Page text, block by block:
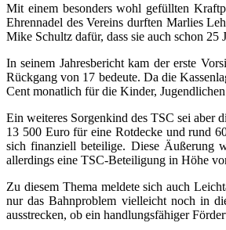
Mit einem besonders wohl gefüllten
Ehrennadel des Vereins durften Marlies
Mike Schultz dafür, dass sie auch schon 25
In seinem Jahresbericht kam der erste
Rückgang von 17 bedeute. Da die
Cent monatlich für die Kinder,
Ein weiteres Sorgenkind des TSC sei aber
13 500 Euro für eine Rotdecke und rund
sich finanziell beteilige. Diese Äußerung
allerdings eine TSC-Beteiligung in Höhe
Zu diesem Thema meldete sich auch
nur das Bahnproblem vielleicht noch in
ausstrecken, ob ein handlungsfähiger